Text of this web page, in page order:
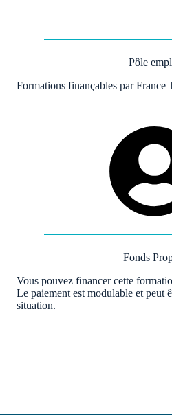
Pôle
Formations finançables par France
Fonds
Vous pouvez financer cette
Le paiement est modulable et peut
situation.